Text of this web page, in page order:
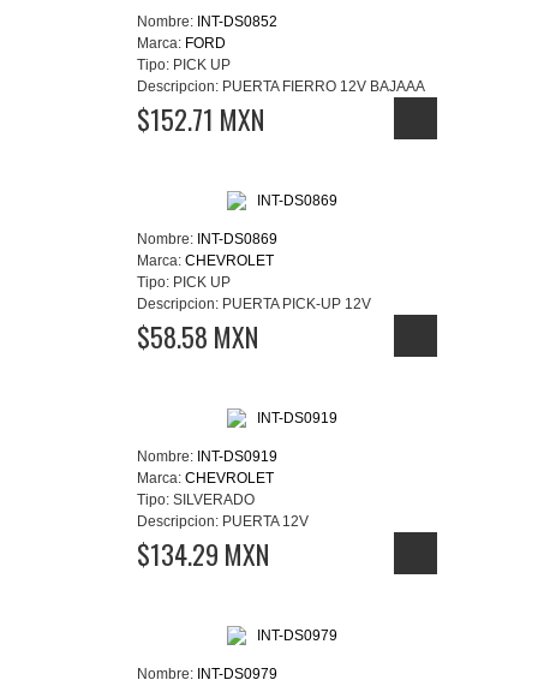
Nombre: INT-DS0852
Marca: FORD
Tipo: PICK UP
Descripcion: PUERTA FIERRO 12V BAJAAA
$152.71 MXN
Nombre: INT-DS0869
Marca: CHEVROLET
Tipo: PICK UP
Descripcion: PUERTA PICK-UP 12V
$58.58 MXN
Nombre: INT-DS0919
Marca: CHEVROLET
Tipo: SILVERADO
Descripcion: PUERTA 12V
$134.29 MXN
Nombre: INT-DS0979